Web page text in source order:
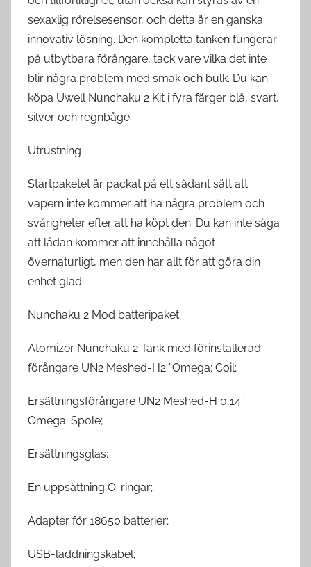
sexaxlig rörelsesensor, och detta är en ganska
innovativ lösning. Den kompletta tanken fungerar
på utbytbara förångare, tack vare vilka det inte
blir några problem med smak och bulk. Du kan
köpa Uwell Nunchaku 2 Kit i fyra färger blå, svart,
silver och regnbåge.
Utrustning
Startpaketet är packat på ett sådant sätt att
vapern inte kommer att ha några problem och
svårigheter efter att ha köpt den. Du kan inte säga
att lådan kommer att innehålla något
övernaturligt, men den har allt för att göra din
enhet glad:
Nunchaku 2 Mod batteripaket;
Atomizer Nunchaku 2 Tank med förinstallerad
förångare UN2 Meshed-H2 ”Omega; Coil;
Ersättningsförångare UN2 Meshed-H 0,14″
Omega; Spole;
Ersättningsglas;
En uppsättning O-ringar;
Adapter för 18650 batterier;
USB-laddningskabel;